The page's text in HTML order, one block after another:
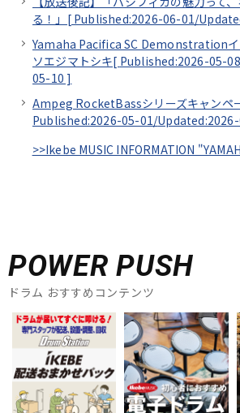
る！」[ Published:2026-06-01/
Yamaha Pacifica SC Demonstration
ソエジマトシキ[ Published:2026-05-
05-10 ]
Ampeg RocketBassシリーズキャンペ
Published:2026-05-01/
>>Ikebe MUSIC INFORMATION
POWER PUSH
ドラム おすすめコンテンツ